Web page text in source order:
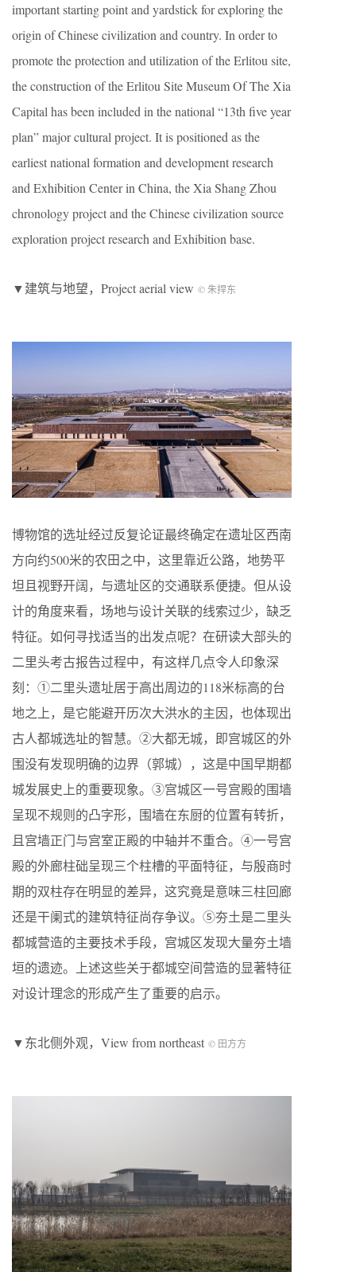
important starting point and yardstick for exploring the
origin of Chinese civilization and country. In order to
promote the protection and utilization of the Erlitou site,
the construction of the Erlitou Site Museum Of The Xia
Capital has been included in the national “13th five year
plan” major cultural project. It is positioned as the
earliest national formation and development research
and Exhibition Center in China, the Xia Shang Zhou
chronology project and the Chinese civilization source
exploration project research and Exhibition base.
▼建筑与地望，Project aerial view © 朱捍东
博物馆的选址经过反复论证最终确定在遗址区西南
方向约500米的农田之中，这里靠近公路，地势平
坦且视野开阔，与遗址区的交通联系便捷。但从设
计的角度来看，场地与设计关联的线索过少，缺乏
特征。如何寻找适当的出发点呢？在研读大部头的
二里头考古报告过程中，有这样几点令人印象深
刻：①二里头遗址居于高出周边的118米标高的台
地之上，是它能避开历次大洪水的主因，也体现出
古人都城选址的智慧。②大都无城，即宫城区的外
围没有发现明确的边界（郭城），这是中国早期都
城发展史上的重要现象。③宫城区一号宫殿的围墙
呈现不规则的凸字形，围墙在东厨的位置有转折，
且宫墙正门与宫室正殿的中轴并不重合。④一号宫
殿的外廊柱础呈现三个柱槽的平面特征，与殷商时
期的双柱存在明显的差异，这究竟是意味三柱回廊
还是干阑式的建筑特征尚存争议。⑤夯土是二里头
都城营造的主要技术手段，宫城区发现大量夯土墙
垣的遗迹。上述这些关于都城空间营造的显著特征
对设计理念的形成产生了重要的启示。
▼东北侧外观，View from northeast © 田方方